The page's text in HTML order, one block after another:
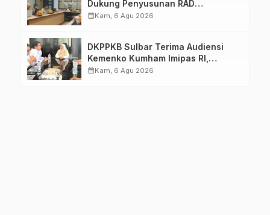
Dukung Penyusunan RAD
TPB/SDGs Sulawesi Barat
calendar_monthKam, 6 Agu 2026
DKPPKB Sulbar Terima Audiensi
Kemenko Kumham Imipas RI,
Perkuat Pelayanan Kesehatan bagi
calendar_monthKam, 6 Agu 2026